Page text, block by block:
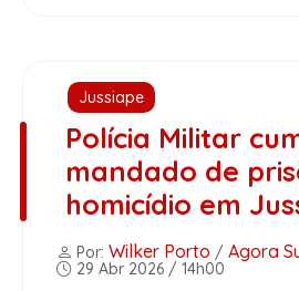
Jussiape
Polícia Militar
mandado de
homicídio em
Por: Wilker Porto / Agora
29 Abr 2026 / 14h00